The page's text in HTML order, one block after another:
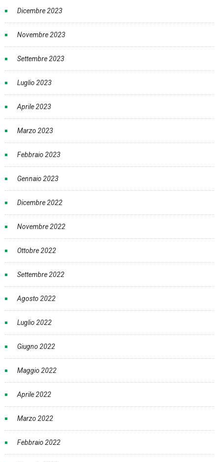
Dicembre 2023
Novembre 2023
Settembre 2023
Luglio 2023
Aprile 2023
Marzo 2023
Febbraio 2023
Gennaio 2023
Dicembre 2022
Novembre 2022
Ottobre 2022
Settembre 2022
Agosto 2022
Luglio 2022
Giugno 2022
Maggio 2022
Aprile 2022
Marzo 2022
Febbraio 2022